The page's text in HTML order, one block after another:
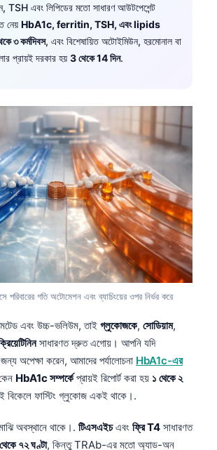
TSH এবং লিপিডের মতো সাধারণ আউটপেশেন্ট
নেয় HbA1c, ferritin, TSH, এবং lipids
৩ কর্মদিবস, এবং বিশেষায়িত অটোইমিউন, হরমোনাল বা
প্রায়ই দরকার হয় 3 থেকে 14 দিন.
পরিবারের গতি অটোমেশন এবং ব্যাচিংয়ের ওপর নির্ভর করে
এবং উচ্চ-ভলিউম, তাই গ্লুকোজকে, সোডিয়াম,
সাধারণত দ্রুত এগোয়। আপনি যদি
জন্য অপেক্ষা করেন, আমাদের পর্যালোচনা HbA1c-এর
HbA1c সম্পর্কেপ্রায়ই রিপোর্ট করা হয় ১ থেকে ২
ফাস্টিং গ্লুকোজ একই থাকে।.
অবস্থানে থাকে।. টিএসএইচএবং ফ্রি T4 সাধারণত
৭২ ঘণ্টা, কিন্তু TRAb-এর মতো অ্যাড-অন